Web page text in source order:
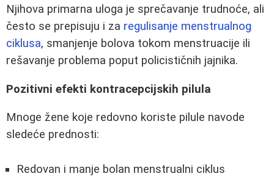
Njihova primarna uloga je sprečavanje trudnoće, ali
često se prepisuju i za regulisanje menstrualnog
ciklusa, smanjenje bolova tokom menstruacije ili
rešavanje problema poput policističnih jajnika.
Pozitivni efekti kontracepcijskih pilula
Mnoge žene koje redovno koriste pilule navode
sledeće prednosti:
Redovan i manje bolan menstrualni ciklus